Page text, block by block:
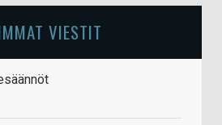
VIESTIT